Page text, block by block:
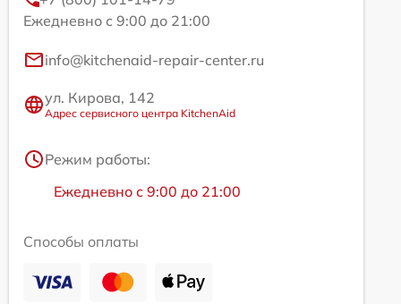
Ежедневно с 9:00 до 21:00
info@kitchenaid-repair-center.ru
ул. Кирова, 142
Адрес сервисного центра KitchenAid
Режим работы:
Ежедневно с 9:00 до 21:00
Способы оплаты